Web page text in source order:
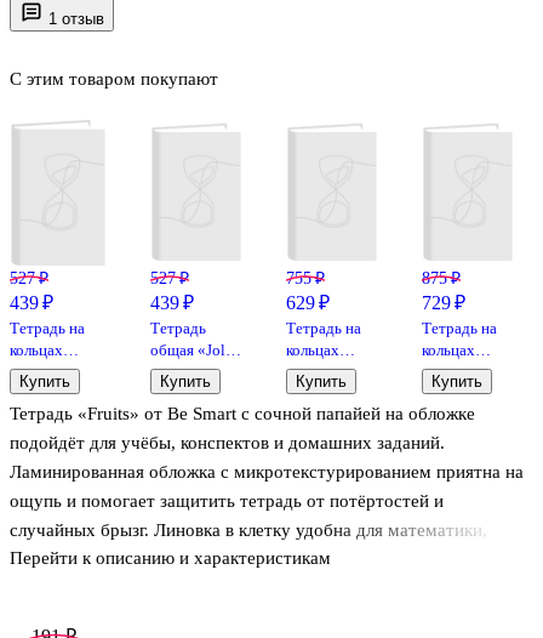
1 отзыв
Тетрадь «Fruits» от Be Smart с сочной папайей на обложке
подойдёт для учёбы, конспектов и домашних заданий.
Ламинированная обложка с микротекстурированием приятна на
ощупь и помогает защитить тетрадь от потёртостей и
случайных брызг. Линовка в клетку удобна для математики,
физики и аккуратных схем, а формат А5 легко помещается в
Перейти к описанию и характеристикам
С этим товаром покупают
527 ₽
439 ₽
Тетрадь на
кольцах
«Pastel» в
ассортименте
80 листов в
клетку, А5,
- ERICH
KRAUSE
Купить
527 ₽
439 ₽
Тетрадь
общая «Joli»,
120 листов в
клетку, А5 -
Be Smart
Купить
755 ₽
629 ₽
Тетрадь на
кольцах
«Pastel» 120
листов в
клетку, А5,
сменный
Smart
Купить
875 ₽
729 ₽
Тетрадь на
кольцах
«April.
Белый» 120
листов в
клетку, А5,
блок - Be
Smart
Купить